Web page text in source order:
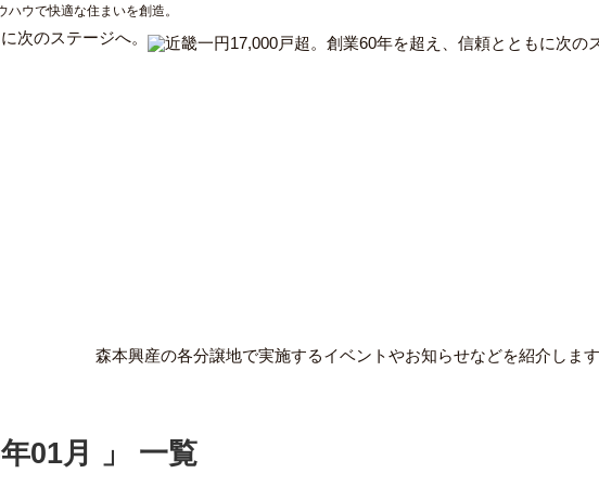
ウで快適な住まいを創造。
次のステージへ。
森本興産の各分譲地で実施するイベントやお知らせなどを紹介しま
01月 」 一覧